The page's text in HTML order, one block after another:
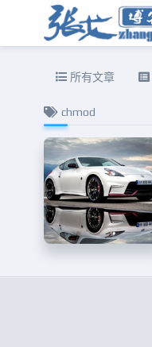
所有文章
chmod